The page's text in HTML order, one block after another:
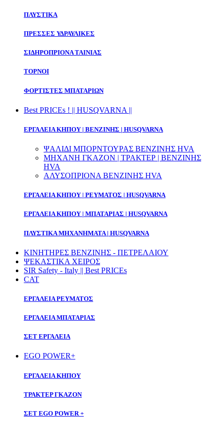
ΠΛΥΣΤΙΚΑ
ΠΡΕΣΣΕΣ ΥΔΡΑΥΛΙΚΕΣ
ΣΙΔΗΡΟΠΡΙΟΝΑ ΤΑΙΝΙΑΣ
ΤΟΡΝΟΙ
ΦΟΡΤΙΣΤΕΣ ΜΠΑΤΑΡΙΩΝ
Best PRICEs ! || HUSQVARNA ||
ΕΡΓΑΛΕΙΑ ΚΗΠΟΥ | ΒΕΝΖΙΝΗΣ | HUSQVARNA
ΨΑΛΙΔΙ ΜΠΟΡΝΤΟΥΡΑΣ ΒΕΝΖΙΝΗΣ HVA
ΜΗΧΑΝΗ ΓΚΑΖΟΝ | ΤΡΑΚΤΕΡ | ΒΕΝΖΙΝΗΣ
HVA
ΑΛΥΣΟΠΡΙΟΝΑ ΒΕΝΖΙΝΗΣ HVA
ΕΡΓΑΛΕΙΑ ΚΗΠΟΥ | ΡΕΥΜΑΤΟΣ | HUSQVARNA
ΕΡΓΑΛΕΙΑ ΚΗΠΟΥ | ΜΠΑΤΑΡΙΑΣ | HUSQVARNA
ΠΛΥΣΤΙΚΑ ΜΗΧΑΝΗΜΑΤΑ | HUSQVARNA
ΚΙΝΗΤΗΡΕΣ ΒΕΝΖΙΝΗΣ - ΠΕΤΡΕΛΑΙΟΥ
ΨΕΚΑΣΤΙΚΑ ΧΕΙΡΟΣ
SIR Safety - Italy || Best PRICEs
CAT
ΕΡΓΑΛΕΙΑ ΡΕΥΜΑΤΟΣ
ΕΡΓΑΛΕΙΑ ΜΠΑΤΑΡΙΑΣ
ΣΕΤ ΕΡΓΑΛΕΙΑ
EGO POWER+
ΕΡΓΑΛΕΙΑ ΚΗΠΟΥ
ΤΡΑΚΤΕΡ ΓΚΑΖΟΝ
ΣΕΤ EGO POWER +